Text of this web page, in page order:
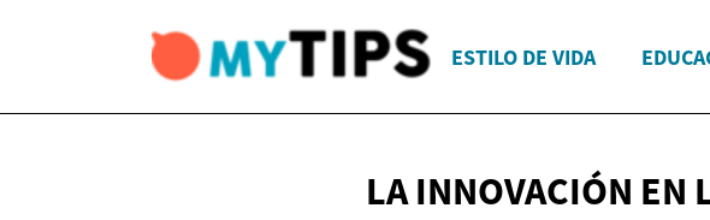
ESTILO DE VIDA
LA INNOVACIÓN EN